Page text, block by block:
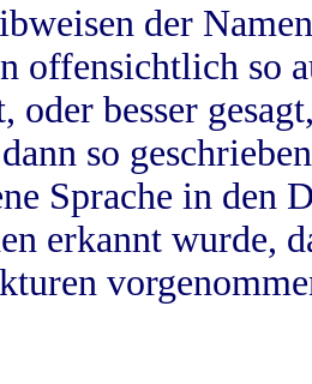
der
offensichtlich so
oder besser
so
Sprache in
erkannt wurde,